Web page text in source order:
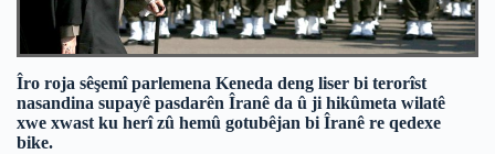
Îro roja sêşemî parlemena Keneda deng liser bi terorîst
nasandina supayê pasdarên Îranê da û ji hikûmeta wilatê
xwe xwast ku herî zû hemû gotubêjan bi Îranê re qedexe
bike.